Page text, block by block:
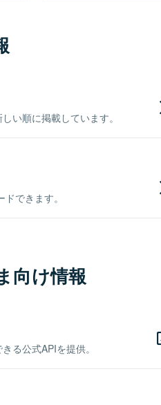
い順に掲載しています。
できます。
向け情報
る公式APIを提供。